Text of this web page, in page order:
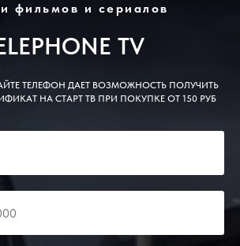
фильмов и сериалов
TV
ТЕЛЕФОН ДАЕТ ВОЗМОЖНОСТЬ ПОЛУЧИТЬ
НА СТАРТ ТВ ПРИ ПОКУПКЕ ОТ 150 РУБ